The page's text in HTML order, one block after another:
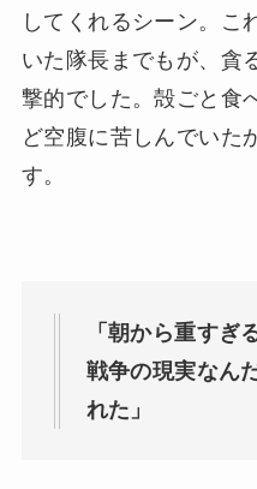
してくれるシーン。こ
いた隊長までもが、貪
撃的でした。殻ごと食
ど空腹に苦しんでいた
す。
「朝から重すぎ
戦争の現実なん
れた」